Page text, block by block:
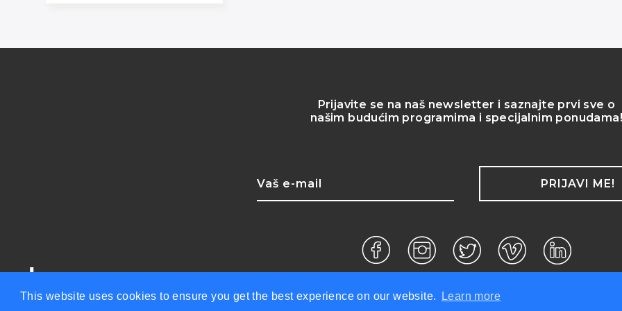
This website uses cookies to ensure you get the best experience on our website. Learn more
Prijavite se na naš newsletter i saznajte prvi sve o
našim budućim programima i specijalnim ponudama!
PRIJAVI ME!
d.o.o. ©2026 Sva prava zadržana.